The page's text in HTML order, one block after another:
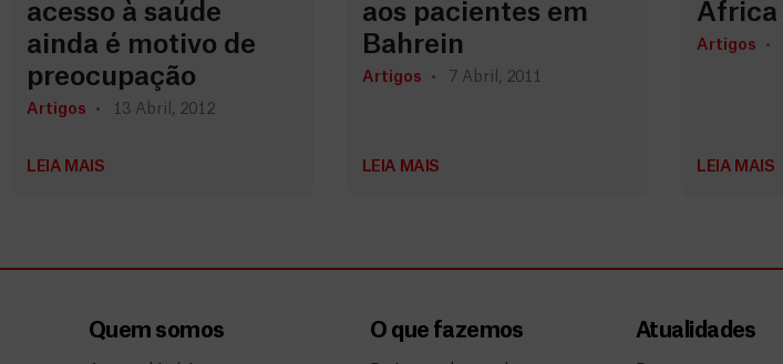
acesso à saúde
ainda é motivo de
preocupação
Artigos 13 Abril, 2012
LEIA MAIS
aos pacientes em
Bahrein
Artigos 7 Abril, 2011
LEIA MAIS
África
Artigos
LEIA MAIS
Quem somos O que fazemos Atualidades